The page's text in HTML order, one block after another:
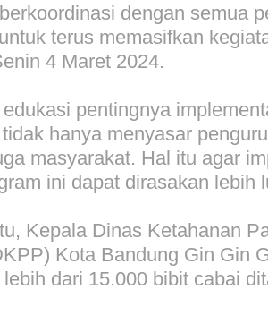
dengan semua
terus memasifkan
4 Maret 2024.
pentingnya
hanya menyasar
masyarakat. Hal itu agar
ini dapat dirasakan lebih
Kepala Dinas Ketahanan
Kota Bandung Gin Gin
dari 15.000 bibit cabai